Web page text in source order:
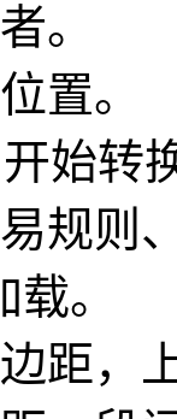
。
置。
始转
规则
。
距，